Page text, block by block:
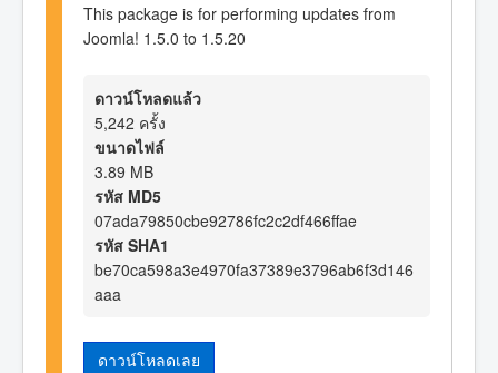
This package is for performing updates from
Joomla! 1.5.0 to 1.5.20
ดาวน์โหลดแล้ว
5,242 ครั้ง
ขนาดไฟล์
3.89 MB
รหัส MD5
07ada79850cbe92786fc2c2df466ffae
รหัส SHA1
be70ca598a3e4970fa37389e3796ab6f3d146
aaa
ดาวน์โหลดเลย